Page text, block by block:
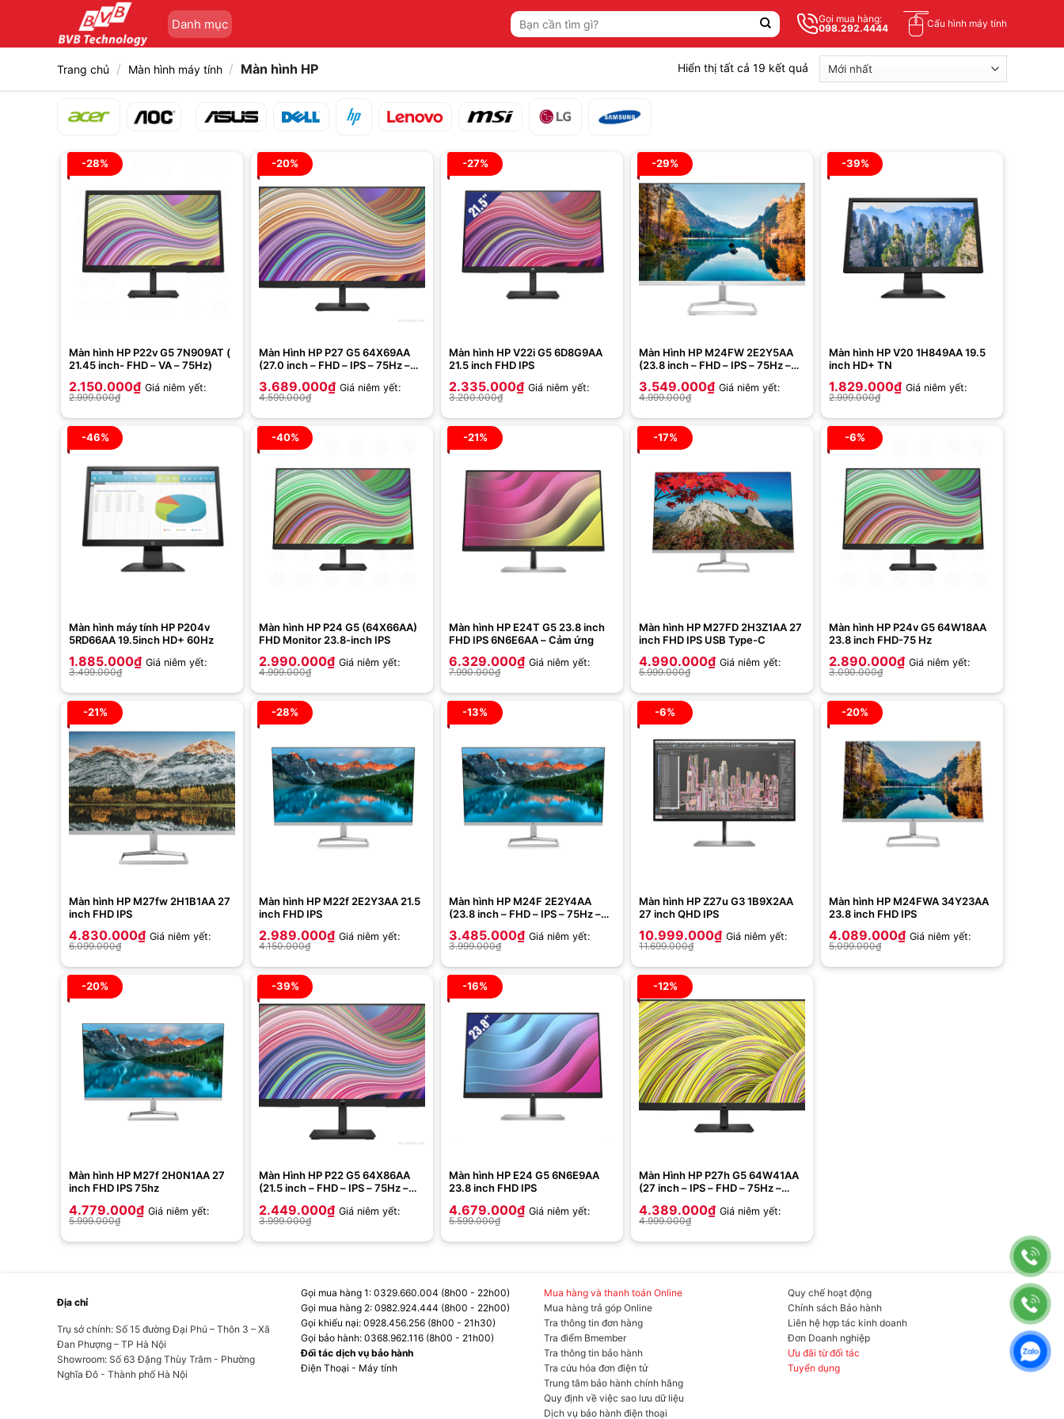
Danh mục
Tìm
kiếm:
Gọi mua hàng:
098.292.4444
Cấu hình máy tính
Trang chủ / Màn hình máy tính / Màn hình HP Hiển thị tất cả 19 kết quảĐược
sắp
nhất
-28%
Màn hình HP P22v G5 7N909AT (
21.45 inch- FHD – VA – 75Hz)
2.150.000₫ Giá niêm yết:
2.999.000₫
-20%
Màn Hình HP P27 G5 64X69AA
(27.0 inch – FHD – IPS – 75Hz –
3.689.000₫ Giá niêm yết:
4.599.000₫
-27%
Màn hình HP V22i G5 6D8G9AA
21.5 inch FHD IPS
2.335.000₫ Giá niêm yết:
3.200.000₫
-29%
Màn Hình HP M24FW 2E2Y5AA
(23.8 inch – FHD – IPS – 75Hz –
3.549.000₫ Giá niêm yết:
4.999.000₫
-39%
Màn hình HP V20 1H849AA 19.5
inch HD+ TN
1.829.000₫ Giá niêm yết:
2.999.000₫
-46%
Màn hình máy tính HP P204v
5RD66AA 19.5inch HD+ 60Hz
1.885.000₫ Giá niêm yết:
3.499.000₫
-40%
Màn hình HP P24 G5 (64X66AA)
FHD Monitor 23.8-inch IPS
2.990.000₫ Giá niêm yết:
4.999.000₫
-21%
Màn hình HP E24T G5 23.8 inch
FHD IPS 6N6E6AA – Cảm ứng
6.329.000₫ Giá niêm yết:
7.990.000₫
-17%
Màn hình HP M27FD 2H3Z1AA 27
inch FHD IPS USB Type-C
4.990.000₫ Giá niêm yết:
5.999.000₫
-6%
Màn hình HP P24v G5 64W18AA
23.8 inch FHD-75 Hz
2.890.000₫ Giá niêm yết:
3.090.000₫
-21%
Màn hình HP M27fw 2H1B1AA 27
inch FHD IPS
4.830.000₫ Giá niêm yết:
6.099.000₫
-28%
Màn hình HP M22f 2E2Y3AA 21.5
inch FHD IPS
2.989.000₫ Giá niêm yết:
4.150.000₫
-13%
Màn hình HP M24F 2E2Y4AA
(23.8 inch – FHD – IPS – 75Hz –
3.485.000₫ Giá niêm yết:
3.999.000₫
-6%
Màn hình HP Z27u G3 1B9X2AA
27 inch QHD IPS
10.999.000₫ Giá niêm yết:
11.699.000₫
-20%
Màn hình HP M24FWA 34Y23AA
23.8 inch FHD IPS
4.089.000₫ Giá niêm yết:
5.099.000₫
-20%
Màn hình HP M27f 2H0N1AA 27
inch FHD IPS 75hz
4.779.000₫ Giá niêm yết:
5.999.000₫
-39%
Màn Hình HP P22 G5 64X86AA
(21.5 inch – FHD – IPS – 75Hz –
2.449.000₫ Giá niêm yết:
3.999.000₫
-16%
Màn hình HP E24 G5 6N6E9AA
23.8 inch FHD IPS
4.679.000₫ Giá niêm yết:
5.599.000₫
-12%
Màn Hình HP P27h G5 64W41AA
(27 inch – IPS – FHD – 75Hz –
4.389.000₫ Giá niêm yết:
4.999.000₫
Địa chỉ
Trụ sở chính: Số 15 đường Đại Phú – Thôn 3 – Xã
Đan Phượng – TP Hà Nội
Showroom: Số 63 Đặng Thùy Trâm - Phường
Nghĩa Đô - Thành phố Hà Nội
Gọi mua hàng 1: 0329.660.004 (8h00 - 22h00)
Gọi mua hàng 2: 0982.924.444 (8h00 - 22h00)
Gọi khiếu nại: 0928.456.256 (8h00 - 21h30)
Gọi bảo hành: 0368.962.116 (8h00 - 21h00)
Đối tác dịch vụ bảo hành
Điện Thoại - Máy tính
Mua hàng và thanh toán Online
Mua hàng trả góp Online
Tra thông tin đơn hàng
Tra điểm Bmember
Tra thông tin bảo hành
Tra cứu hóa đơn điện tử
Trung tâm bảo hành chính hãng
Quy định về việc sao lưu dữ liệu
Dịch vụ bảo hành điện thoại
Quy chế hoạt động
Chính sách Bảo hành
Liên hệ hợp tác kinh doanh
Đơn Doanh nghiệp
Ưu đãi từ đối tác
Tuyển dụng